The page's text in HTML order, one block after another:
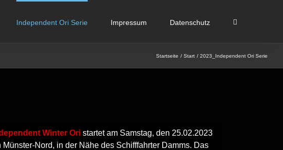
Independent Ori Serie Impressum Datenschutz
Startseite Start 2023_Independent Ori Serie
Winter Ori startet am Samstag, den 25.02.2023
Münster-Nord, in der Nähe des Schifffahrter Damms. Das